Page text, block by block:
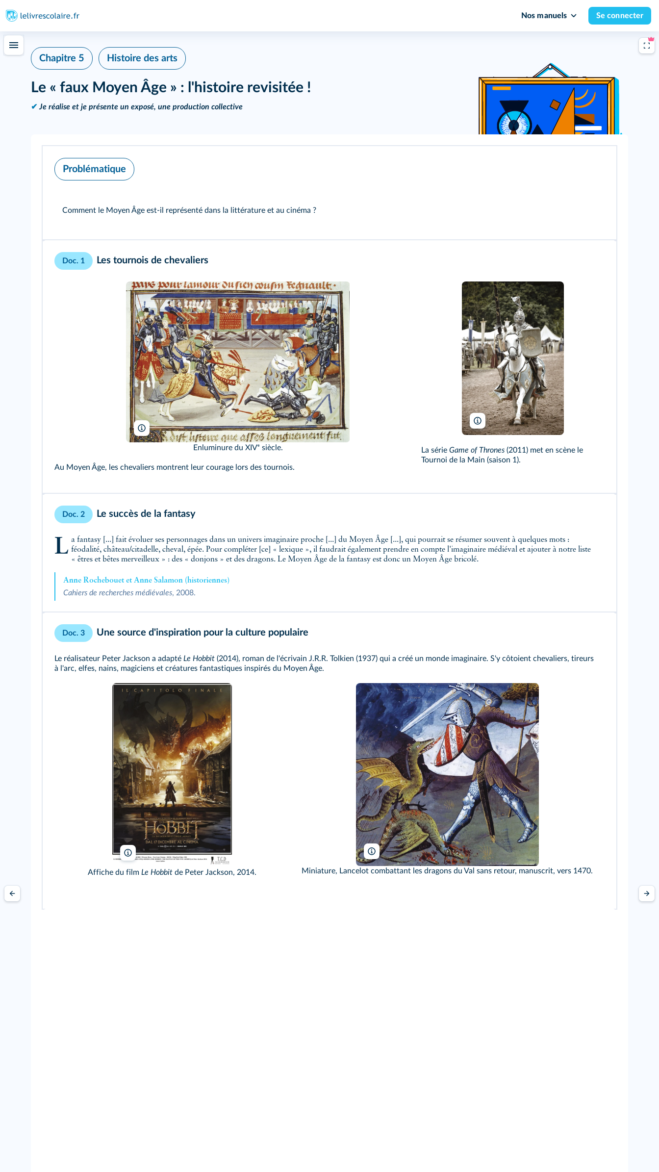
Nos manuels Se connecter
Chapitre 5 Histoire des arts
Le « faux Moyen Âge » : l'histoire revisitée !
✔ Je réalise et je présente un exposé, une production collective
Problématique
Comment le Moyen Âge est-il représenté dans la littérature et au cinéma ?
Doc. 1 Les tournois de chevaliers
Photo Josse/Leemage
Enluminure du XIVᵉ siècle.
Au Moyen Âge, les chevaliers montrent leur courage lors des tournois.
Photo12/Alamy
La série Game of Thrones (2011) met en scène le
Tournoi de la Main (saison 1).
Doc. 2 Le succès de la fantasy
La fantasy [...] fait évoluer ses personnages dans un univers imaginaire proche [...] du Moyen Âge [...], qui pourrait se résumer souvent à quelques mots : féodalité, château/citadelle, cheval, épée. Pour compléter [ce] « lexique », il faudrait également prendre en compte l'imaginaire médiéval et ajouter à notre liste
« êtres et bêtes merveilleux » : des « donjons » et des dragons. Le Moyen Âge de la fantasy est donc un Moyen Âge bricolé.
Anne Rochebouet et Anne Salamon (historiennes)
Cahiers de recherches médiévales, 2008.
Doc. 3 Une source d'inspiration pour la culture populaire
Le réalisateur Peter Jackson a adapté Le Hobbit (2014), roman de l'écrivain J.R.R. Tolkien (1937) qui a créé un monde imaginaire. S'y côtoient chevaliers, tireurs
à l'arc, elfes, nains, magiciens et créatures fantastiques inspirés du Moyen Âge.
Warner Bros-New Line Cinema-MGM-WingNut Films/DR/TCD
Affiche du film Le Hobbit de Peter Jackson, 2014.
BNF
Miniature, Lancelot combattant les dragons du Val sans retour, manuscrit, vers 1470.